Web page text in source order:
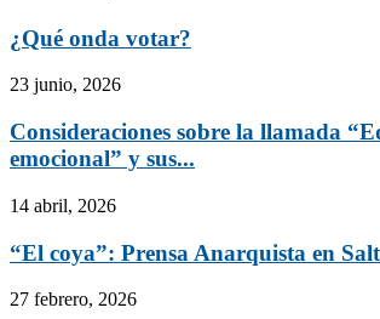
¿Qué onda votar?
23 junio, 2026
Consideraciones sobre la llamada
emocional” y sus...
14 abril, 2026
“El coya”: Prensa Anarquista en
27 febrero, 2026